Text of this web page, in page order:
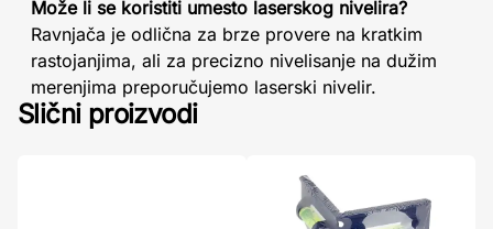
Može li se koristiti umesto laserskog nivelira?
Ravnjača je odlična za brze provere na kratkim
rastojanjima, ali za precizno nivelisanje na dužim
merenjima preporučujemo laserski nivelir.
Slični proizvodi